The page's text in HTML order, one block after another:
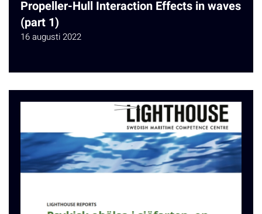
Propeller-Hull Interaction Effects in waves
(part 1)
16 augusti 2022